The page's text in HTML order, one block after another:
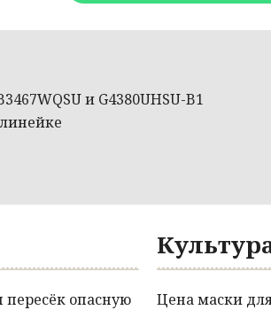
и G4380UHSU-B1
опасную
Цена маски